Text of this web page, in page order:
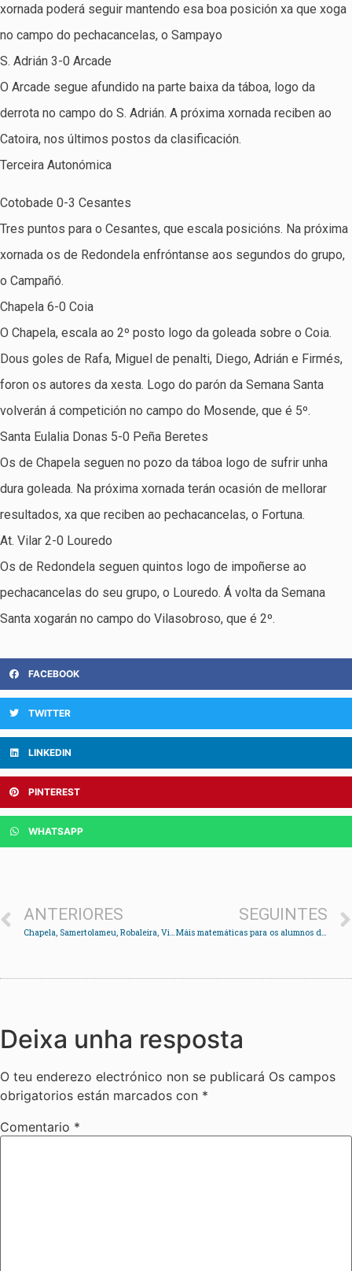
xornada poderá seguir mantendo esa boa posición xa que xoga
no campo do pechacancelas, o Sampayo
S. Adrián 3-0 Arcade
O Arcade segue afundido na parte baixa da táboa, logo da
derrota no campo do S. Adrián. A próxima xornada reciben ao
Catoira, nos últimos postos da clasificación.
Terceira Autonómica
Cotobade 0-3 Cesantes
Tres puntos para o Cesantes, que escala posicións. Na próxima
xornada os de Redondela enfróntanse aos segundos do grupo,
o Campañó.
Chapela 6-0 Coia
O Chapela, escala ao 2º posto logo da goleada sobre o Coia.
Dous goles de Rafa, Miguel de penalti, Diego, Adrián e Firmés,
foron os autores da xesta. Logo do parón da Semana Santa
volverán á competición no campo do Mosende, que é 5º.
Santa Eulalia Donas 5-0 Peña Beretes
Os de Chapela seguen no pozo da táboa logo de sufrir unha
dura goleada. Na próxima xornada terán ocasión de mellorar
resultados, xa que reciben ao pechacancelas, o Fortuna.
At. Vilar 2-0 Louredo
Os de Redondela seguen quintos logo de impoñerse ao
pechacancelas do seu grupo, o Louredo. Á volta da Semana
Santa xogarán no campo do Vilasobroso, que é 2º.
FACEBOOK
TWITTER
LINKEDIN
PINTEREST
WHATSAPP
ANTERIORES
Chapela, Samertolameu, Robaleira, Vilaxoán, Mecos e Tirán triunfan na Bandeira de Redondela
SEGUINTES
Máis matemáticas para os alumnos da ESO
Deixa unha resposta
O teu enderezo electrónico non se publicará Os campos
obrigatorios están marcados con *
Comentario *